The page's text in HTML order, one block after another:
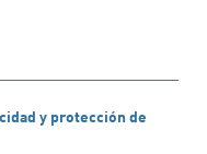
y protección de